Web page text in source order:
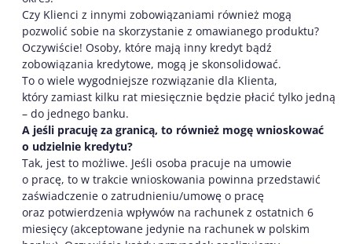
Czy Klienci z innymi zobowiązaniami również mogą
pozwolić sobie na skorzystanie z omawianego produktu?
Oczywiście! Osoby, które mają inny kredyt bądź
zobowiązania kredytowe, mogą je skonsolidować.
To o wiele wygodniejsze rozwiązanie dla Klienta,
który zamiast kilku rat miesięcznie będzie płacić tylko jedną
– do jednego banku.
A jeśli pracuję za granicą, to również mogę wnioskować
o udzielnie kredytu?
Tak, jest to możliwe. Jeśli osoba pracuje na umowie
o pracę, to w trakcie wnioskowania powinna przedstawić
zaświadczenie o zatrudnieniu/umowę o pracę
oraz potwierdzenia wpływów na rachunek z ostatnich 6
miesięcy (akceptowane jedynie na rachunek w polskim